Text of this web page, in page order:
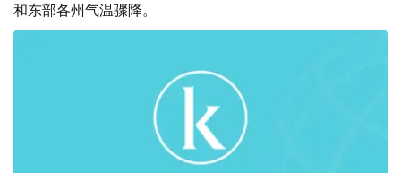
和东部各州气温骤降。